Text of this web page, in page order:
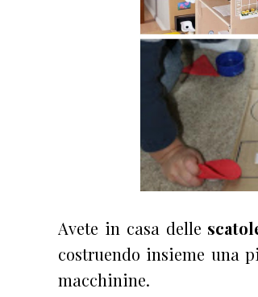
Avete in casa delle
costruendo insieme una
macchinine.